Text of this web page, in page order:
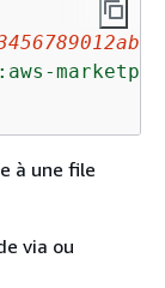
à une file
via ou